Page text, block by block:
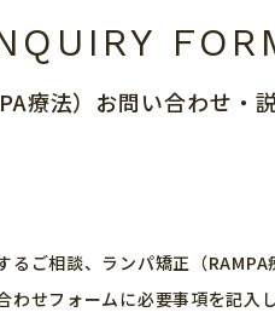
療法）お問い合わせ・
るご相談、ランパ矯正（
わせフォームに必要事項を記